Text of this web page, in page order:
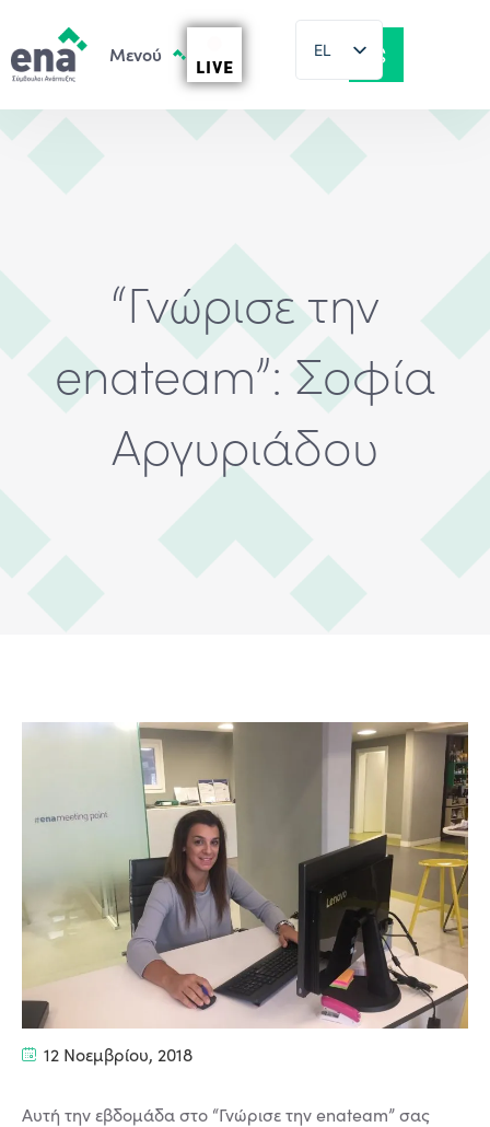
LIVE
EL
EN
“Γνώρισε την
enateam”: Σοφία
Αργυριάδου
12 Νοεμβρίου, 2018
Αυτή την εβδομάδα στο “Γνώρισε την enateam” σας